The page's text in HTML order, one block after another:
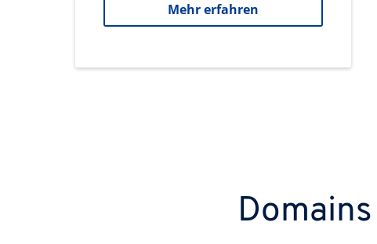
Mehr erfahren